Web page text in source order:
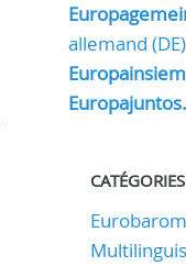
allemand (DE)
CATÉGORIES